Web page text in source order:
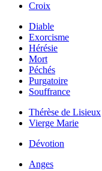
Croix
Diable
Exorcisme
Hérésie
Mort
Péchés
Purgatoire
Souffrance
Thérèse de Lisieux
Vierge Marie
Dévotion
Anges